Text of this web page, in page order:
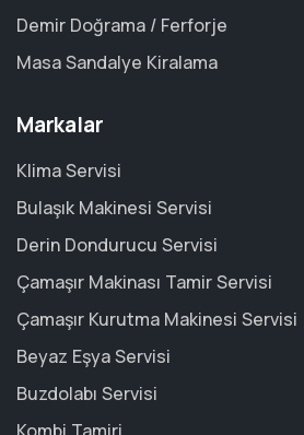
Demir Doğrama / Ferforje
Masa Sandalye Kiralama
Markalar
Klima Servisi
Bulaşık Makinesi Servisi
Derin Dondurucu Servisi
Çamaşır Makinası Tamir Servisi
Çamaşır Kurutma Makinesi Servisi
Beyaz Eşya Servisi
Buzdolabı Servisi